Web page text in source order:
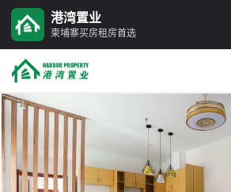
港湾置业
柬埔寨买房租房首选